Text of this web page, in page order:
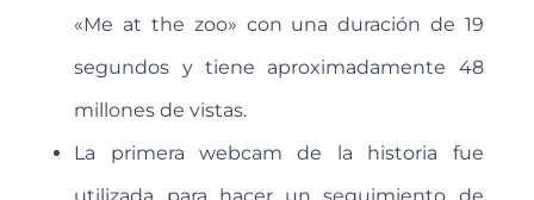
«Me at the zoo» con una duración de 19
segundos y tiene aproximadamente 48
millones de vistas.
La primera webcam de la historia fue